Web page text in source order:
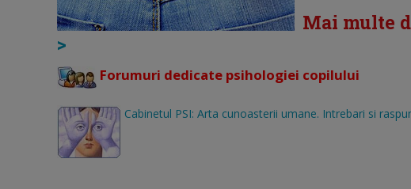
Mai multe
>
Forumuri dedicate psihologiei copilului
Cabinetul PSI: Arta cunoasterii umane. Intrebari si